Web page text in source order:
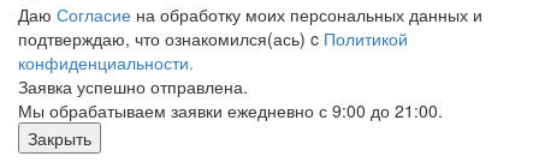
Даю Согласие на обработку моих персональных данных и
подтверждаю, что ознакомился(ась) c Политикой
конфиденциальности.
Заявка успешно отправлена.
Мы обрабатываем заявки ежедневно с 9:00 до 21:00.
Закрыть